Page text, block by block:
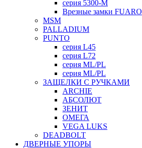
серия 5300-M
Врезные замки FUARO
MSM
PALLADIUM
PUNTO
серия L45
серия L72
серия ML/PL
серия ML/PL
ЗАЩЕЛКИ С РУЧКАМИ
ARCHIE
АБСОЛЮТ
ЗЕНИТ
ОМЕГА
VEGA LUKS
DEADBOLT
ДВЕРНЫЕ УПОРЫ